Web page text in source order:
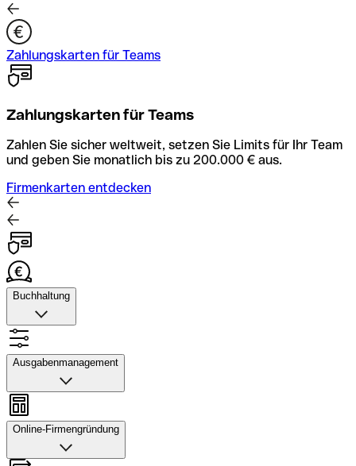
Zahlungskarten für Teams
Zahlungskarten für Teams
Zahlen Sie sicher weltweit, setzen Sie Limits für Ihr Team
und geben Sie monatlich bis zu 200.000 € aus.
Firmenkarten entdecken
Buchhaltung
Buchhaltung
Scannen Sie Belege und laden Sie sie in Qonto hoch.
Rechnungsabläufe können Sie automatisieren und mit
dem Buchhaltungstool schneller abstimmen.
Konto mit Buchhaltung entdecken
Ausgabenmanagement
Ausgabenmanagement
Genehmigungen einrichten, Ausgaben verfolgen, Budgets
und Kartenlimits zuweisen sowie Überweisungen und
Daten exportieren – alles in einer Anwendung.
Online-Firmengründung